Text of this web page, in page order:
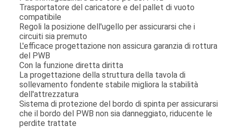
Trasportatore del caricatore e del pallet di vuoto
compatibile
Regoli la posizione dell'ugello per assicurarsi che i
circuiti sia premuto
L'efficace progettazione non assicura garanzia di rottura
del PWB
Con la funzione diretta diritta
La progettazione della struttura della tavola di
sollevamento fondente stabile migliora la stabilità
dell'attrezzatura
Sistema di protezione del bordo di spinta per assicurarsi
che il bordo del PWB non sia danneggiato, riducente le
perdite trattate